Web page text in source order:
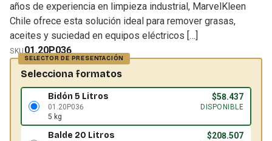
años de experiencia en limpieza industrial, MarvelKleen
Chile ofrece esta solución ideal para remover grasas,
aceites y suciedad en equipos eléctricos […]
SKU01.20P036
Selecciona formatos
Bidón 5 Litros
01.20P036
5 kg
$58.437
DISPONIBLE
Balde 20 Litros $208.507